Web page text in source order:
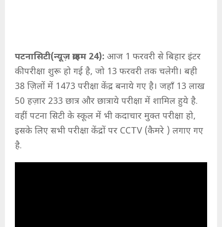
पटनासिटी(न्यूज़ क्राइम 24): आज 1 फरवरी से बिहार इंटर
की परीक्षा शुरू हो गई है, जो 13 फरवरी तक चलेगी। बही
38 ज़िलों में 1473 परीक्षा केंद्र बनाये गए है। जहाँ 13 लाख
50 हज़ार 233 छात्र और छात्राये परीक्षा में शामिल हुये है.
वहीं पटना सिटी के स्कूल में भी कदाचार मुक्त परीक्षा हो,
इसके लिए सभी परीक्षा केंद्रों पर CCTV (कैमरे ) लगाए गए
है.